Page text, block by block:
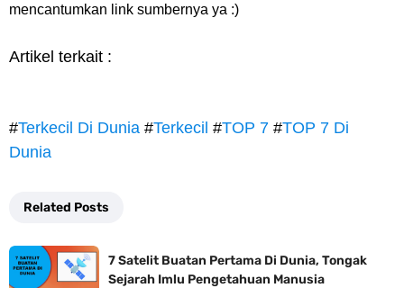
mencantumkan link sumbernya ya :)
Artikel terkait :
#Terkecil Di Dunia #Terkecil #TOP 7 #TOP 7 Di
Dunia
Related Posts
7 Satelit Buatan Pertama Di Dunia, Tongak
Sejarah Imlu Pengetahuan Manusia